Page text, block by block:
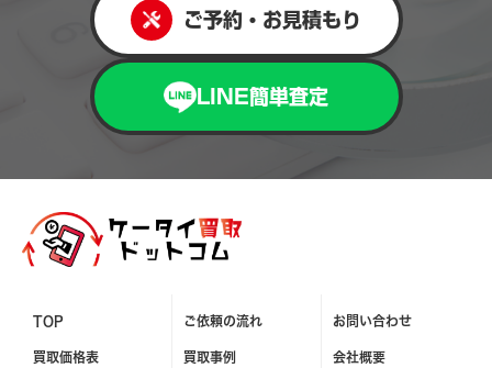
ご予約・お見積もり
LINE簡単査定
TOP
買取価格表
ご依頼の流れ
買取事例
お問い合わせ
会社概要